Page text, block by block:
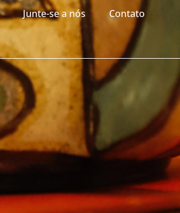
Junte-se a nós Contato